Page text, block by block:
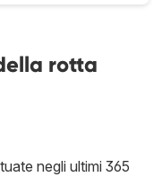
rotta
negli ultimi 365